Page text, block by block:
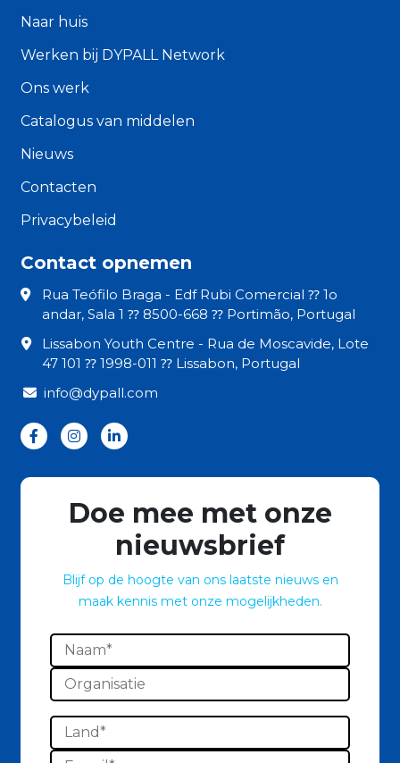
Naar huis
Werken bij DYPALL Network
Ons werk
Catalogus van middelen
Nieuws
Contacten
Privacybeleid
Contact opnemen
Rua Teófilo Braga - Edf Rubi Comercial ⁇ 1o
andar, Sala 1 ⁇ 8500-668 ⁇ Portimão, Portugal
Lissabon Youth Centre - Rua de Moscavide, Lote
47 101 ⁇ 1998-011 ⁇ Lissabon, Portugal
info@dypall.com
Doe mee met onze
nieuwsbrief
Blijf op de hoogte van ons laatste nieuws en
maak kennis met onze mogelijkheden.